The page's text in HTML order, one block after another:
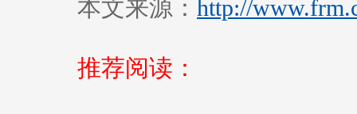
本文来源： http://
推荐阅读：